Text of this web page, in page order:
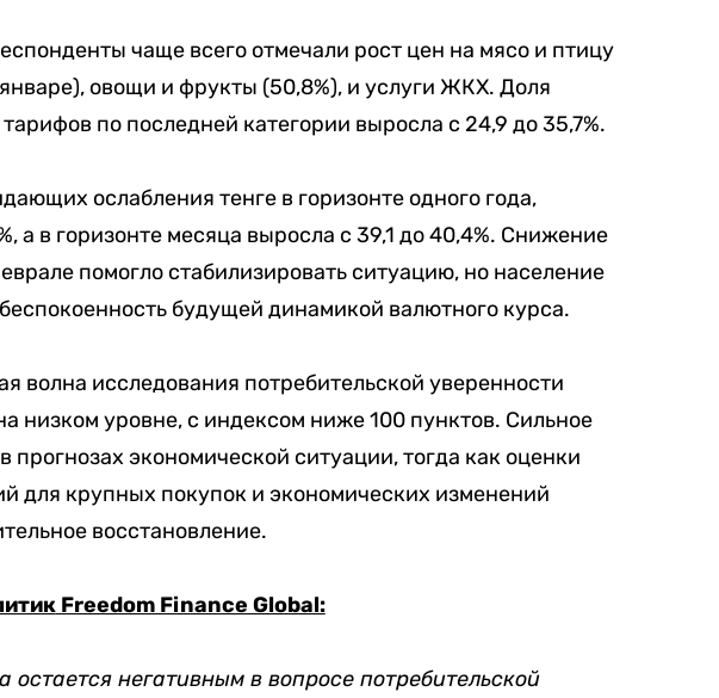
чаще всего отмечали рост цен на мясо и птицу
овощи и фрукты (50,8%), и услуги ЖКХ. Доля
по последней категории выросла с 24,9 до 35,7%.
ослабления тенге в горизонте одного года,
а в горизонте месяца выросла с 39,1 до 40,4%. Снижение
помогло стабилизировать ситуацию, но население
будущей динамикой валютного курса.
волна исследования потребительской уверенности
низком уровне, с индексом ниже 100 пунктов. Сильное
экономической ситуации, тогда как оценки
для крупных покупок и экономических изменений
восстановление.
Freedom Finance Global:
остается негативным в вопросе потребительской